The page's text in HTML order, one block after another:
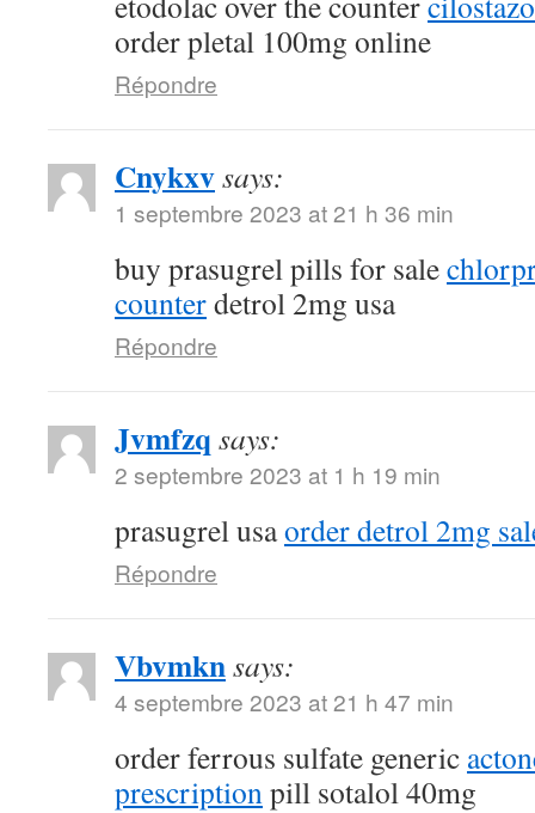
order pletal 100mg online
Répondre
Cnykxvsays:
1 septembre 2023 at 21 h 36 min
buy prasugrel pills for sale
counterdetrol 2mg usa
Répondre
Jvmfzq says:
2 septembre 2023 at 1 h 19 min
prasugrel usaorder detrol 2mg
Répondre
Vbvmknsays:
4 septembre 2023 at 21 h 47 min
order ferrous sulfate generic
prescriptionpill sotalol 40mg